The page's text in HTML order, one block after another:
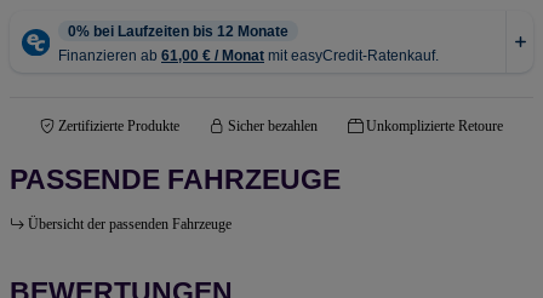
Zertifizierte Produkte Sicher bezahlen Unkomplizierte Retoure
PASSENDE FAHRZEUGE
Übersicht der passenden Fahrzeuge